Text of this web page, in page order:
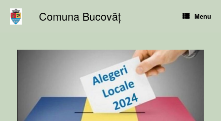
content
Comuna Bucovăț Menu